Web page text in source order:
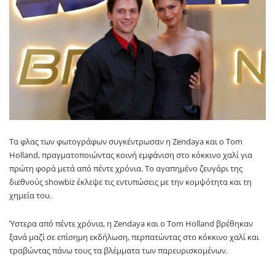
Τα φλας των φωτογράφων συγκέντρωσαν η Zendaya και ο Tom
Holland, πραγματοποιώντας κοινή εμφάνιση στο κόκκινο χαλί για
πρώτη φορά μετά από πέντε χρόνια. Το αγαπημένο ζευγάρι της
διεθνούς showbiz έκλεψε τις εντυπώσεις με την κομψότητα και τη
χημεία του.
Ύστερα από πέντε χρόνια, η Zendaya και ο Tom Holland βρέθηκαν
ξανά μαζί σε επίσημη εκδήλωση, περπατώντας στο κόκκινο χαλί και
τραβώντας πάνω τους τα βλέμματα των παρευρισκομένων.